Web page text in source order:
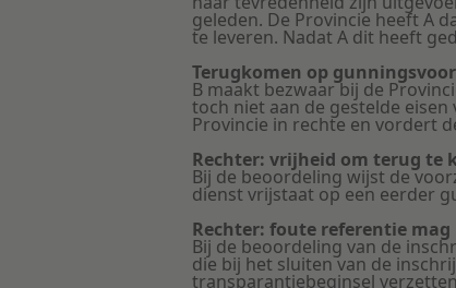
geleden. De Provincie heeft A
te leveren. Nadat A dit heeft
Terugkomen op
B maakt bezwaar bij de
toch niet aan de gestelde
Provincie in rechte en vordert
Rechter: vrijheid om terug te
Bij de beoordeling wijst de
dienst vrijstaat op een eerder
Rechter: foute referentie
Bij de beoordeling van de
die bij het sluiten van de
transparantiebeginsel